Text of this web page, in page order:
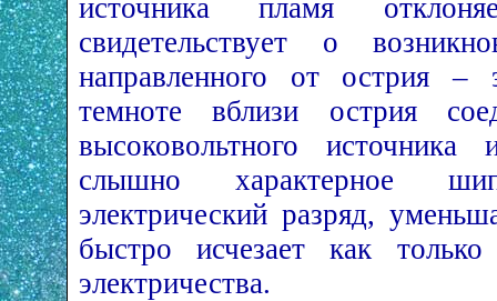
источника пламя
свидетельствует о
направленного от острия –
темноте вблизи острия
высоковольтного
слышно характерное
электрический разряд,
быстро исчезает как только
электричества.